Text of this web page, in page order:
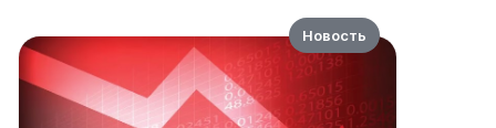
Новость